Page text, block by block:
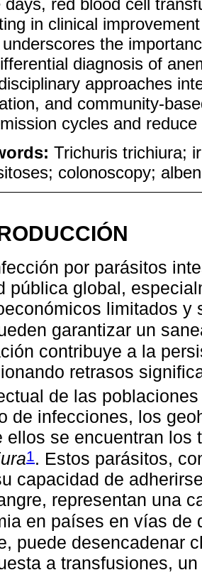
days, red blood cell
in clinical
the
diagnosis of
approaches
and community-
cycles and
Trichuris trichiura;
colonoscopy;
por parásitos
pública global,
limitados y
garantizar un
contribuye a la
retrasos
de las
de infecciones, los
ellos se encuentran
1. Estos parásitos,
capacidad de
representan una
en países en vías de
puede desencadenar
a transfusiones,